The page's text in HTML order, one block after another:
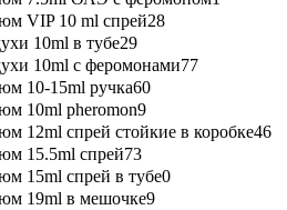
VIP 10 ml спрей28
10ml в тубе29
10ml с феромонами77
10-15ml ручка60
10ml pheromon9
12ml спрей стойкие в коробке46
15.5ml спрей73
15ml спрей в тубе0
19ml в мешочке9